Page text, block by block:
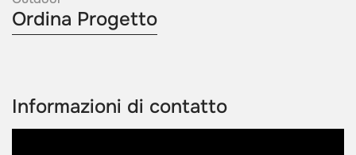
Ordina Progetto
Informazioni di contatto